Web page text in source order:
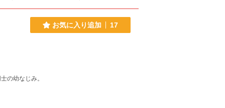
お気に入り追加 17
の幼なじみ。